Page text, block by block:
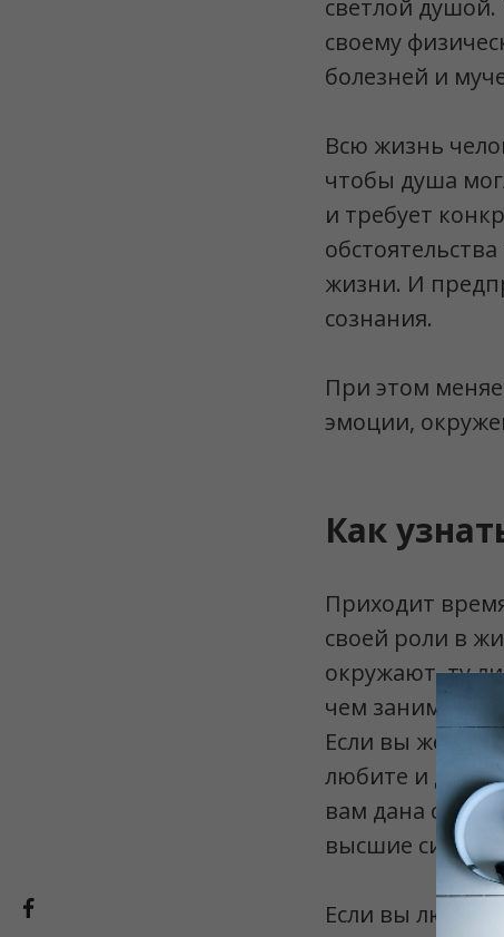
светлой душой.
своему
болезней и
Всю жизнь
чтобы душа
и требует
жизни. И
сознания.
При этом
эмоции,
Как
Приходит
своей роли в
окружают, ту
чем
Если вы
любите и
вам дана
высшие силы,
Если вы любите